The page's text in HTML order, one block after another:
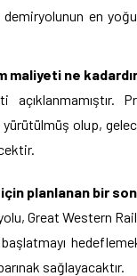
demiryolunun en
maliyeti ne
yürütülmüş olup,
planlanan bir
Great Western
sağlayacaktır.